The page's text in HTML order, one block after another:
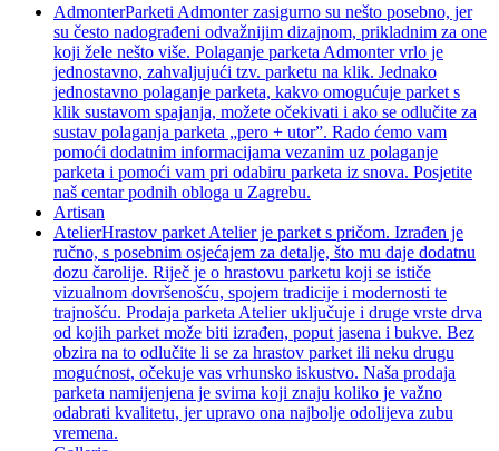
AdmonterParketi Admonter zasigurno su nešto posebno, jer
su često nadograđeni odvažnijim dizajnom, prikladnim za one
koji žele nešto više. Polaganje parketa Admonter vrlo je
jednostavno, zahvaljujući tzv. parketu na klik. Jednako
jednostavno polaganje parketa, kakvo omogućuje parket s
klik sustavom spajanja, možete očekivati i ako se odlučite za
sustav polaganja parketa „pero + utor”. Rado ćemo vam
pomoći dodatnim informacijama vezanim uz polaganje
parketa i pomoći vam pri odabiru parketa iz snova. Posjetite
naš centar podnih obloga u Zagrebu.
Artisan
AtelierHrastov parket Atelier je parket s pričom. Izrađen je
ručno, s posebnim osjećajem za detalje, što mu daje dodatnu
dozu čarolije. Riječ je o hrastovu parketu koji se ističe
vizualnom dovršenošću, spojem tradicije i modernosti te
trajnošću. Prodaja parketa Atelier uključuje i druge vrste drva
od kojih parket može biti izrađen, poput jasena i bukve. Bez
obzira na to odlučite li se za hrastov parket ili neku drugu
mogućnost, očekuje vas vrhunsko iskustvo. Naša prodaja
parketa namijenjena je svima koji znaju koliko je važno
odabrati kvalitetu, jer upravo ona najbolje odolijeva zubu
vremena.